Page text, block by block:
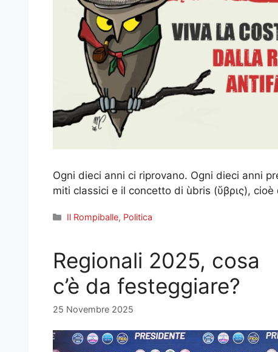
Ogni dieci anni ci riprovano. Ogni dieci anni
miti classici e il concetto di ùbris (ὕβρις),
Categorie
Il Rompiballe, Politica
Regionali 2025, cosa
c’è da festeggiare?
25 Novembre 2025